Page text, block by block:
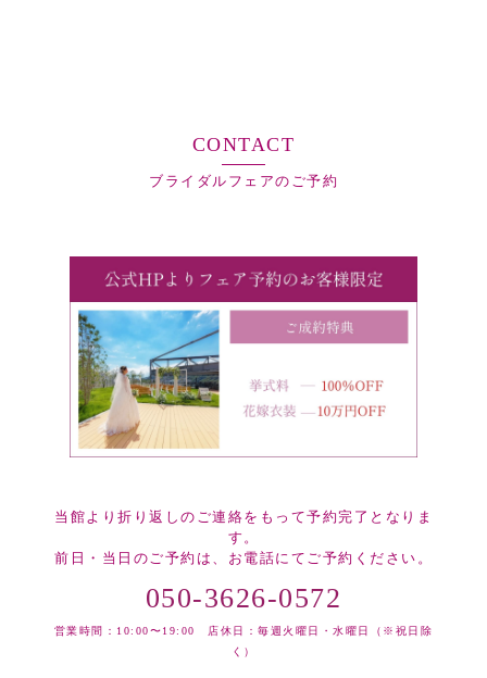
CONTACT
ブライダルフェアのご予約
当館より折り返しのご連絡をもって予約完了となりま
す。
前日・当日のご予約は、お電話にてご予約ください。
050-3626-0572
営業時間：10:00〜19:00 店休日：毎週火曜日・水曜日（※祝日除
く）